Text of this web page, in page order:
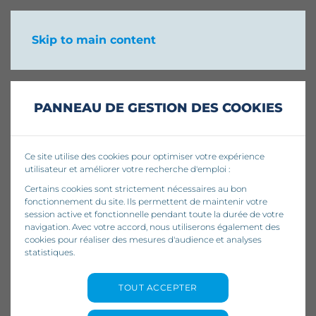
PANNEAU DE GESTION DES COOKIES
Ce site utilise des cookies pour optimiser votre expérience
utilisateur et améliorer votre recherche d'emploi :
Certains cookies sont strictement nécessaires au bon
fonctionnement du site. Ils permettent de maintenir votre
session active et fonctionnelle pendant toute la durée de votre
navigation. Avec votre accord, nous utiliserons également des
cookies pour réaliser des mesures d'audience et analyses
statistiques.
TOUT ACCEPTER
Skip to main content
Comment relancer une
candidature sans